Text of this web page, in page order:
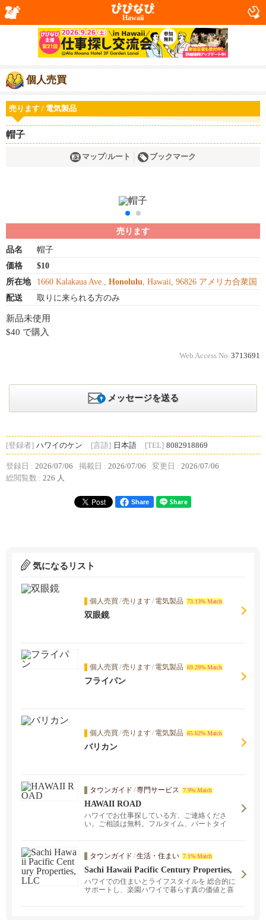
Hawaii
個人売買
売ります / 電気製品
帽子
マップ/ルート ブックマーク
売ります
品名
帽子
価格
$10
所在地
1660 Kalakaua Ave., Honolulu, Hawaii, 96826 アメリカ合衆国
配送
取りに来られる方のみ
新品未使用
$40 で購入
Web Access No. 3713691
メッセージを送る
[登録者] ハワイのケン [言語] 日本語 [TEL] 8082918869
登録日 : 2026/07/06 掲載日 : 2026/07/06 変更日 : 2026/07/06
総閲覧数 : 226 人
Share
気になるリスト
個人売買 /売ります/ 電気製品 73.13% Match
双眼鏡
個人売買 /売ります/ 電気製品 69.29% Match
フライパン
個人売買 /売ります/ 電気製品 65.62% Match
バリカン
タウンガイド /専門サービス 7.9% Match
HAWAII ROAD
ハワイでお仕事探している方、ご連絡くださ
い。ご相談は無料。フルタイム、パートタイ
ワークで遠隔地でのお仕事のご紹介も可能で
す。
タウンガイド /生活・住まい 7.1% Match
Sachi Hawaii Pacific Century Properties,
LLC
ハワイでの住まいとライフスタイルを 総合的に
サポートし、楽園ハワイで暮らす真の価値と喜